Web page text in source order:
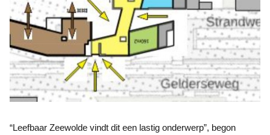
“Leefbaar Zeewolde vindt dit een lastig onderwerp”, begon